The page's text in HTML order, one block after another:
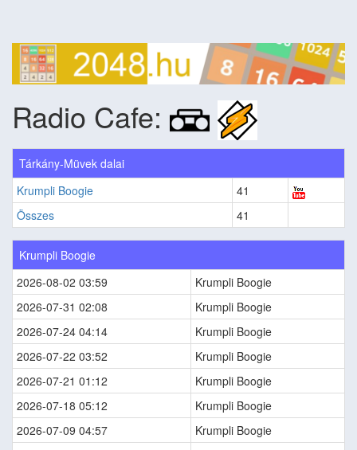
Radio Cafe:
Tárkány-Müvek dalai
Krumpli Boogie
41
Összes
41
Krumpli Boogie
2026-08-02 03:59
Krumpli Boogie
2026-07-31 02:08
Krumpli Boogie
2026-07-24 04:14
Krumpli Boogie
2026-07-22 03:52
Krumpli Boogie
2026-07-21 01:12
Krumpli Boogie
2026-07-18 05:12
Krumpli Boogie
2026-07-09 04:57
Krumpli Boogie